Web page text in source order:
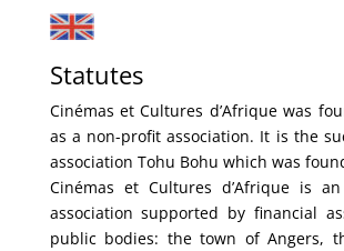
Statutes
Cinémas et Cultures d’Afrique was
as a non-profit association. It is the
association Tohu Bohu which was
Cinémas et Cultures d’Afrique is
association supported by financial
public bodies: the town of Angers,